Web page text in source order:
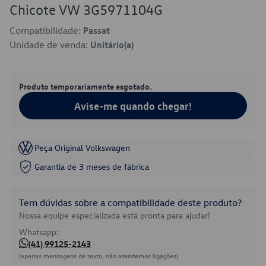
Chicote VW 3G5971104G
Compatibilidade: Passat
Unidade de venda: Unitário(a)
Produto temporariamente esgotado.
Avise-me quando chegar!
Peça Original Volkswagen
Garantia de 3 meses de fábrica
Tem dúvidas sobre a compatibilidade deste produto?
Nossa equipe especializada está pronta para ajudar!
Whatsapp:
(41) 99125-2143
(apenas mensagens de texto, não atendemos ligações)